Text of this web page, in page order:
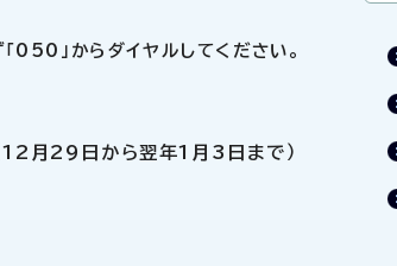
」からダイヤルしてください。
12月29日から翌年1月3日まで）